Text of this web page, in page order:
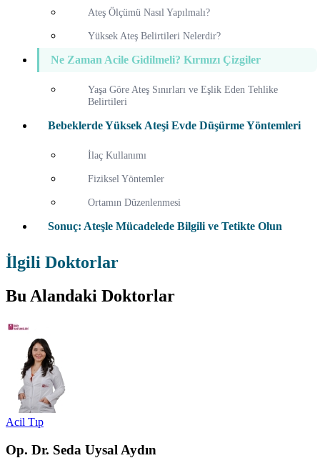
Ateş Ölçümü Nasıl Yapılmalı?
Yüksek Ateş Belirtileri Nelerdir?
Ne Zaman Acile Gidilmeli? Kırmızı Çizgiler
Yaşa Göre Ateş Sınırları ve Eşlik Eden Tehlike
Belirtileri
Bebeklerde Yüksek Ateşi Evde Düşürme Yöntemleri
İlaç Kullanımı
Fiziksel Yöntemler
Ortamın Düzenlenmesi
Sonuç: Ateşle Mücadelede Bilgili ve Tetikte Olun
İlgili Doktorlar
Bu Alandaki Doktorlar
Acil Tıp
Op. Dr. Seda Uysal Aydın